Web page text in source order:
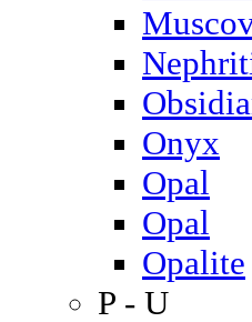
Onyx
Opal
Opal
Opalite
P - U